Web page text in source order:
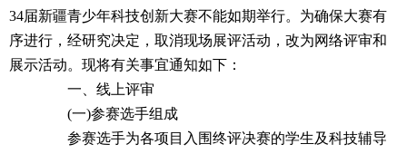
34届新疆青少年科技创新大赛不能如期举行。为确保大赛有
序进行，经研究决定，取消现场展评活动，改为网络评审和
展示活动。现将有关事宜通知如下：
一、线上评审
(一)参赛选手组成
参赛选手为各项目入围终评决赛的学生及科技辅导